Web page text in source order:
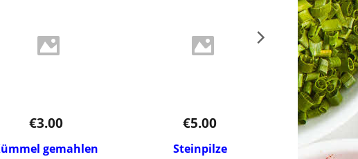
€3.00
gemahlen
€5.00
Steinpilze
€